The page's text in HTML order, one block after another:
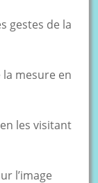
gestes de la
mesure en
les visitant
l’image